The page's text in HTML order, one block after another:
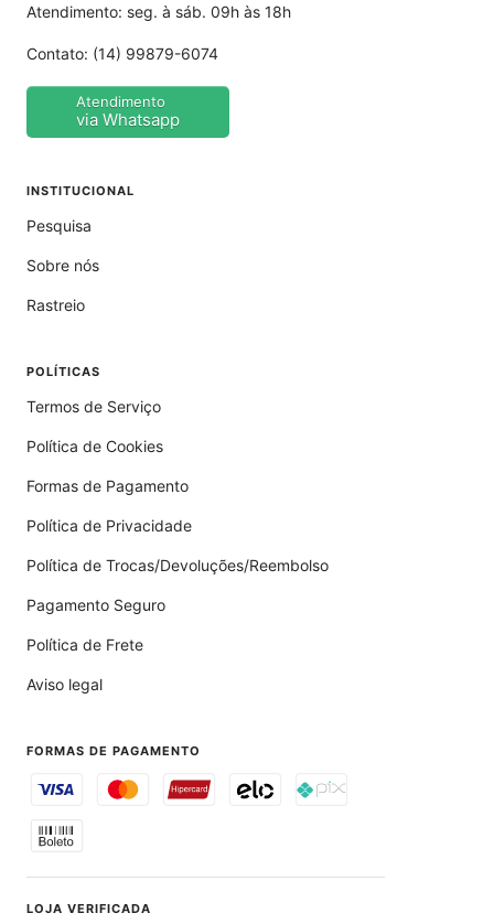
Atendimento: seg. à sáb. 09h às 18h
Contato: (14) 99879-6074
Atendimento
via Whatsapp
INSTITUCIONAL
Pesquisa
Sobre nós
Rastreio
POLÍTICAS
Termos de Serviço
Política de Cookies
Formas de Pagamento
Política de Privacidade
Política de Trocas/Devoluções/Reembolso
Pagamento Seguro
Política de Frete
Aviso legal
FORMAS DE PAGAMENTO
LOJA VERIFICADA